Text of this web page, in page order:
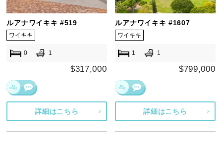
ルアナワイキキ #519
ワイキキ
0 1
$317,000
詳細はこちら
ルアナワイキキ #1607
ワイキキ
1 1
$799,000
詳細はこちら